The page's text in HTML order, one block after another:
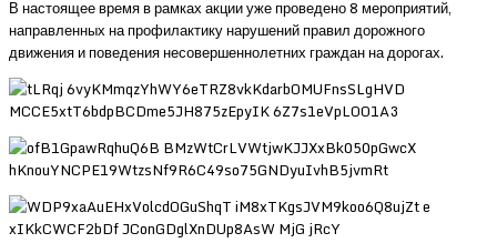
В настоящее время в рамках акции уже проведено 8 мероприятий,
направленных на профилактику нарушений правил дорожного
движения и поведения несовершеннолетних граждан на дорогах.